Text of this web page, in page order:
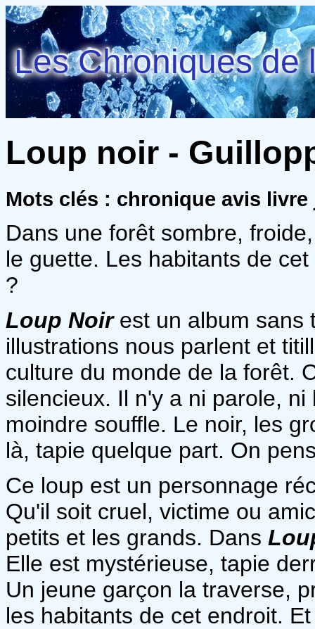
Les Chroniques de
Loup noir -
Mots clés : chronique avis
Dans une forêt sombre,
le guette. Les habitants de
?
Loup Noirest un album sans
illustrations nous parlent et
culture du monde de la forêt.
silencieux. Il n'y a ni parole,
moindre souffle. Le noir, les
là, tapie quelque part. On
Ce loup est un personnage
Qu'il soit cruel, victime ou
petits et les grands. Dans
Elle est mystérieuse, tapie
Un jeune garçon la traverse,
les habitants de cet endroit.